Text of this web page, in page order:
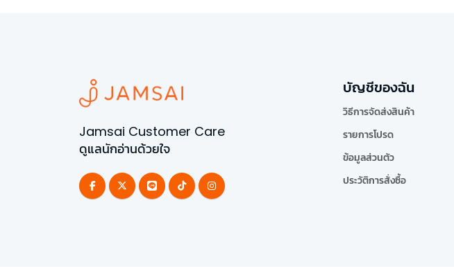
Jamsai Customer Care
ดูแลนักอ่านด้วยใจ
บัญชีของฉัน
วิธีการจัดส่งสินค้า
รายการโปรด
ข้อมูลส่วนตัว
ประวัติการสั่งซื้อ